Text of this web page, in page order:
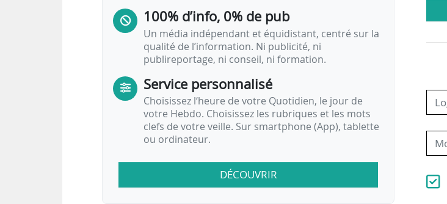
100% d’info, 0% de pub
Un média indépendant et équidistant, centré sur la
qualité de l’information. Ni publicité, ni
publireportage, ni conseil, ni formation.
Service personnalisé
Choisissez l‘heure de votre Quotidien, le jour de
votre Hebdo. Choisissez les rubriques et les mots
clefs de votre veille. Sur smartphone (App), tablette
ou ordinateur.
DÉCOUVRIR